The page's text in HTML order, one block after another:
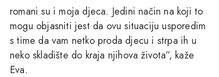
romani su i moja djeca. Jedini način na koji to
mogu objasniti jest da ovu situaciju usporedim
s time da vam netko proda djecu i strpa ih u
neko skladište do kraja njihova života”, kaže
Eva.